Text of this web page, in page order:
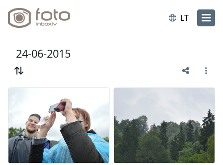
LT
24-06-2015